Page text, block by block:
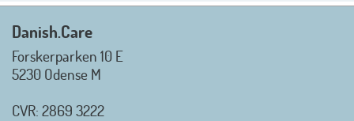
Mvh. Anders, Helle og Malthe
Danish.Care
Forskerparken 10 E
5230 Odense M
CVR: 2869 3222